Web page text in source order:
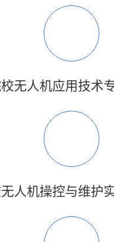
无人机应用技术
人机操控与维护